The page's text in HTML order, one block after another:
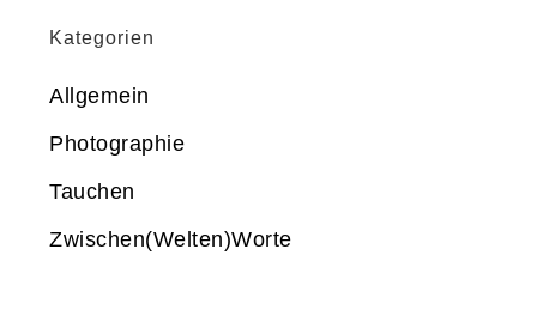
Kategorien
Allgemein
Photographie
Tauchen
Zwischen(Welten)Worte